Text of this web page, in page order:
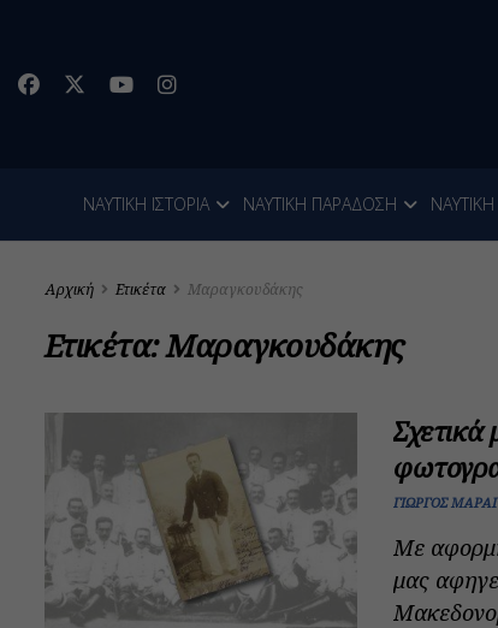
ΝΑΥΤΙΚΗ ΙΣΤΟΡΙΑ ΝΑΥΤΙΚΗ ΠΑΡΑΔΟΣΗ
Αρχική Ετικέτα Μαραγκουδάκης
Ετικέτα:Μαραγκουδάκης
Σχετικά
ΓΙΏΡΓΟΣ
Με
μας